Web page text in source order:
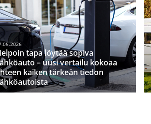
tapa löytää sopiva
– uusi vertailu kokoaa
kaiken tärkeän tiedon